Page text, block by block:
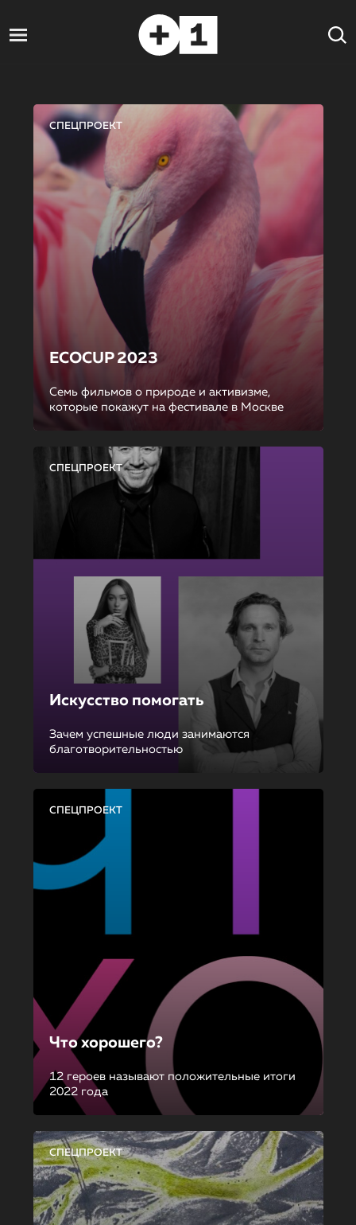
СПЕЦПРОЕКТ
ECOCUP 2023
Семь фильмов о природе и активизме,
которые покажут на фестивале в Москве
СПЕЦПРОЕКТ
Искусство помогать
Зачем успешные люди занимаются
благотворительностью
СПЕЦПРОЕКТ
Что хорошего?
12 героев называют положительные итоги
2022 года
СПЕЦПРОЕКТ